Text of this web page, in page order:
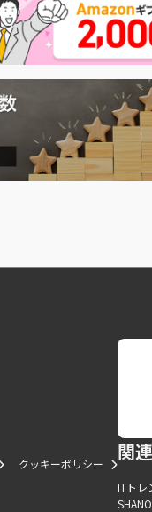
クッキーポリシー 関
ITトレ